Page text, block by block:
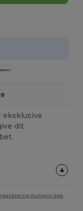
eksklusive
dit
muligvis ikke